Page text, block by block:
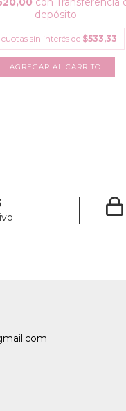
depósito
cuotas sin interés de $533,33